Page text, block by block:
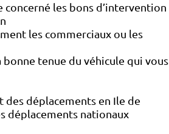
les bons d’intervention
les commerciaux ou les
tenue du véhicule qui vous
déplacements en Ile de
déplacements nationaux